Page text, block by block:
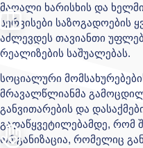
მაღალი ხარისხის და
სერვისები საზოგადოების
აძლევდეს თავიანთი
რეალიზების საშუალებას.
სოციალური
მრავალწლიანმა
განვითარების და
გადაწყვეტილებამდე, რომ
ორგანიზაცია, რომელიც